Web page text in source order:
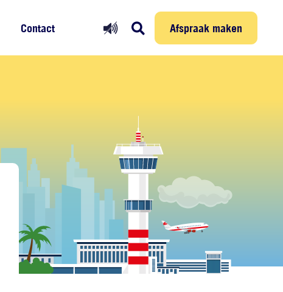
Persoonlijke reis Afspraak maken
Afspraak maken
Contact